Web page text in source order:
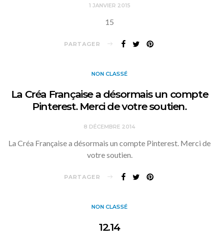
1 JANVIER 2015
15
PARTAGER
NON CLASSÉ
La Créa Française a désormais un compte
Pinterest. Merci de votre soutien.
8 DÉCEMBRE 2014
La Créa Française a désormais un compte Pinterest. Merci de
votre soutien.
PARTAGER
NON CLASSÉ
12.14